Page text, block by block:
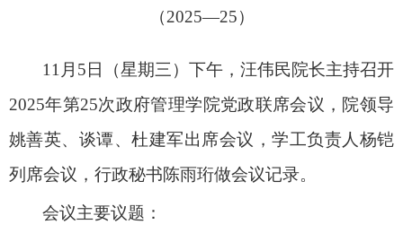
（2025—25）
11 月 5 日（星期三 ） 下午，汪伟民院长主持召开
2025年第25次政府管理学院党政联席会议，院领导
姚善英、 谈谭、杜建军出席会议 ，学工负责人杨铠
列席会议， 行政秘书陈雨珩做会议记录。
会议主要议题：